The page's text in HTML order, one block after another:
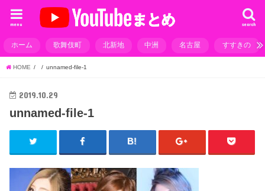
search
menu
ホーム 歌舞伎町 北新地 中洲 名古屋 すすきの
HOME unnamed-file-1
2019.10.29
unnamed-file-1